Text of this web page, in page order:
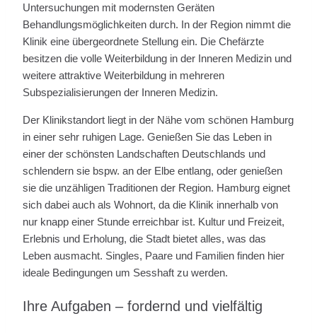
Untersuchungen mit modernsten Geräten
Behandlungsmöglichkeiten durch. In der Region nimmt die
Klinik eine übergeordnete Stellung ein. Die Chefärzte
besitzen die volle Weiterbildung in der Inneren Medizin und
weitere attraktive Weiterbildung in mehreren
Subspezialisierungen der Inneren Medizin.
Der Klinikstandort liegt in der Nähe vom schönen Hamburg
in einer sehr ruhigen Lage. Genießen Sie das Leben in
einer der schönsten Landschaften Deutschlands und
schlendern sie bspw. an der Elbe entlang, oder genießen
sie die unzähligen Traditionen der Region. Hamburg eignet
sich dabei auch als Wohnort, da die Klinik innerhalb von
nur knapp einer Stunde erreichbar ist. Kultur und Freizeit,
Erlebnis und Erholung, die Stadt bietet alles, was das
Leben ausmacht. Singles, Paare und Familien finden hier
ideale Bedingungen um Sesshaft zu werden.
Ihre Aufgaben – fordernd und vielfältig